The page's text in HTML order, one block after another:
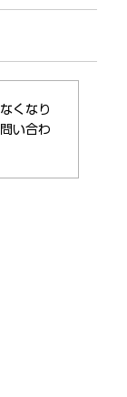
くなり
い合わ